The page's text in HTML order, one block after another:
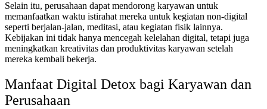
Selain itu, perusahaan dapat mendorong karyawan untuk
memanfaatkan waktu istirahat mereka untuk kegiatan non-digital
seperti berjalan-jalan, meditasi, atau kegiatan fisik lainnya.
Kebijakan ini tidak hanya mencegah kelelahan digital, tetapi juga
meningkatkan kreativitas dan produktivitas karyawan setelah
mereka kembali bekerja.
Manfaat Digital Detox bagi Karyawan dan
Perusahaan